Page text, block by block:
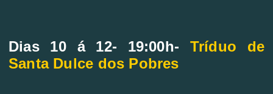
Dias 10 á 12- 19:00h- Tríduo de
Santa Dulce dos Pobres